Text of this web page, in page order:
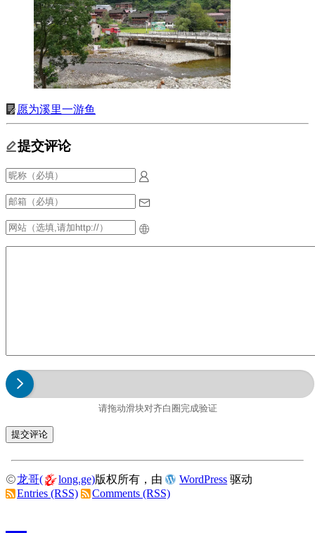
提交评论
请拖动滑块对齐白圈完成验证
愿为溪里一游鱼
龙哥( long.ge)版权所有，由 WordPress 驱动
Entries (RSS)
Comments (RSS)